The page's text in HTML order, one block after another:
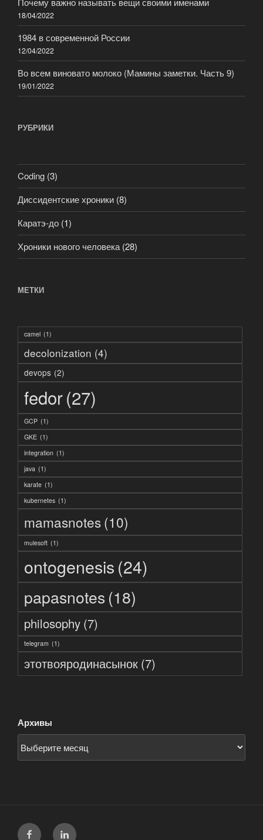
18/04/2022
1984 в современной России
12/04/2022
Во всем виновато молоко (Мамины заметки. Часть 9)
19/01/2022
РУБРИКИ
Coding (3)
Диссидентские хроники (8)
Каратэ-до (1)
Хроники нового человека(28)
МЕТКИ
camel (1)
decolonization (4)
devops (2)
fedor(27)
GCP (1)
GKE (1)
integration (1)
java (1)
karate (1)
kubernetes (1)
mamasnotes(10)
mulesoft (1)
ontogenesis(24)
papasnotes (18)
philosophy (7)
telegram (1)
этотвояродинасынок (7)
Архивы
facebooklinkedin